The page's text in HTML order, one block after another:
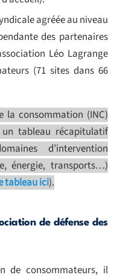
agréée au niveau
des partenaires
Léo Lagrange
(71 sites dans 66
la consommation (INC)
tableau récapitulatif
d’intervention
énergie, transports…)
tableau ici).
de défense des
de consommateurs, il